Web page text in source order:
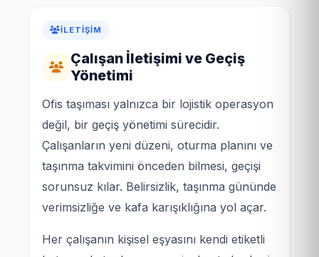
İLETIŞIM
Çalışan İletişimi ve Geçiş
Yönetimi
Ofis taşıması yalnızca bir lojistik operasyon
değil, bir geçiş yönetimi sürecidir.
Çalışanların yeni düzeni, oturma planını ve
taşınma takvimini önceden bilmesi, geçişi
sorunsuz kılar. Belirsizlik, taşınma gününde
verimsizliğe ve kafa karışıklığına yol açar.
Her çalışanın kişisel eşyasını kendi etiketli